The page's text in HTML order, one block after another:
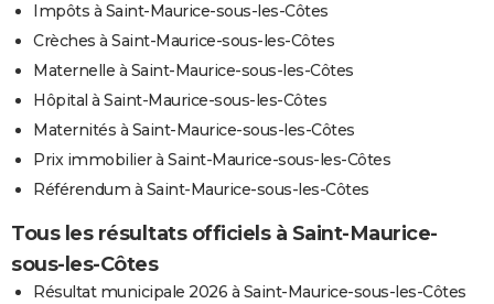
Impôts à Saint-Maurice-sous-les-Côtes
Crèches à Saint-Maurice-sous-les-Côtes
Maternelle à Saint-Maurice-sous-les-Côtes
Hôpital à Saint-Maurice-sous-les-Côtes
Maternités à Saint-Maurice-sous-les-Côtes
Prix immobilier à Saint-Maurice-sous-les-Côtes
Référendum à Saint-Maurice-sous-les-Côtes
Tous les résultats officiels à Saint-Maurice-
sous-les-Côtes
Résultat municipale 2026 à Saint-Maurice-sous-les-Côtes